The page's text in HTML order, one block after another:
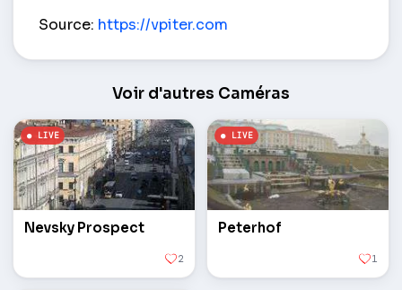
Source: https://vpiter.com
Voir d'autres Caméras
Nevsky Prospect
2
Peterhof
1